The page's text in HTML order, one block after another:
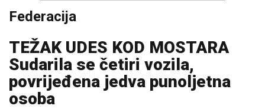
Federacija
TEŽAK UDES KOD MOSTARA
Sudarila se četiri vozila,
povrijeđena jedva punoljetna
osoba